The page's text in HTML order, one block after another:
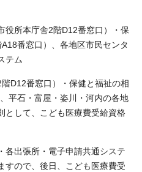
所本庁舎2階D12番窓口）・保
番窓口）、各地区市民センタ
テム
D12番窓口）・保健と福祉の相
平石・富屋・姿川・河内の各地
として、こども医療費受給資格
出張所・電子申請共通システ
すので、後日、こども医療費受